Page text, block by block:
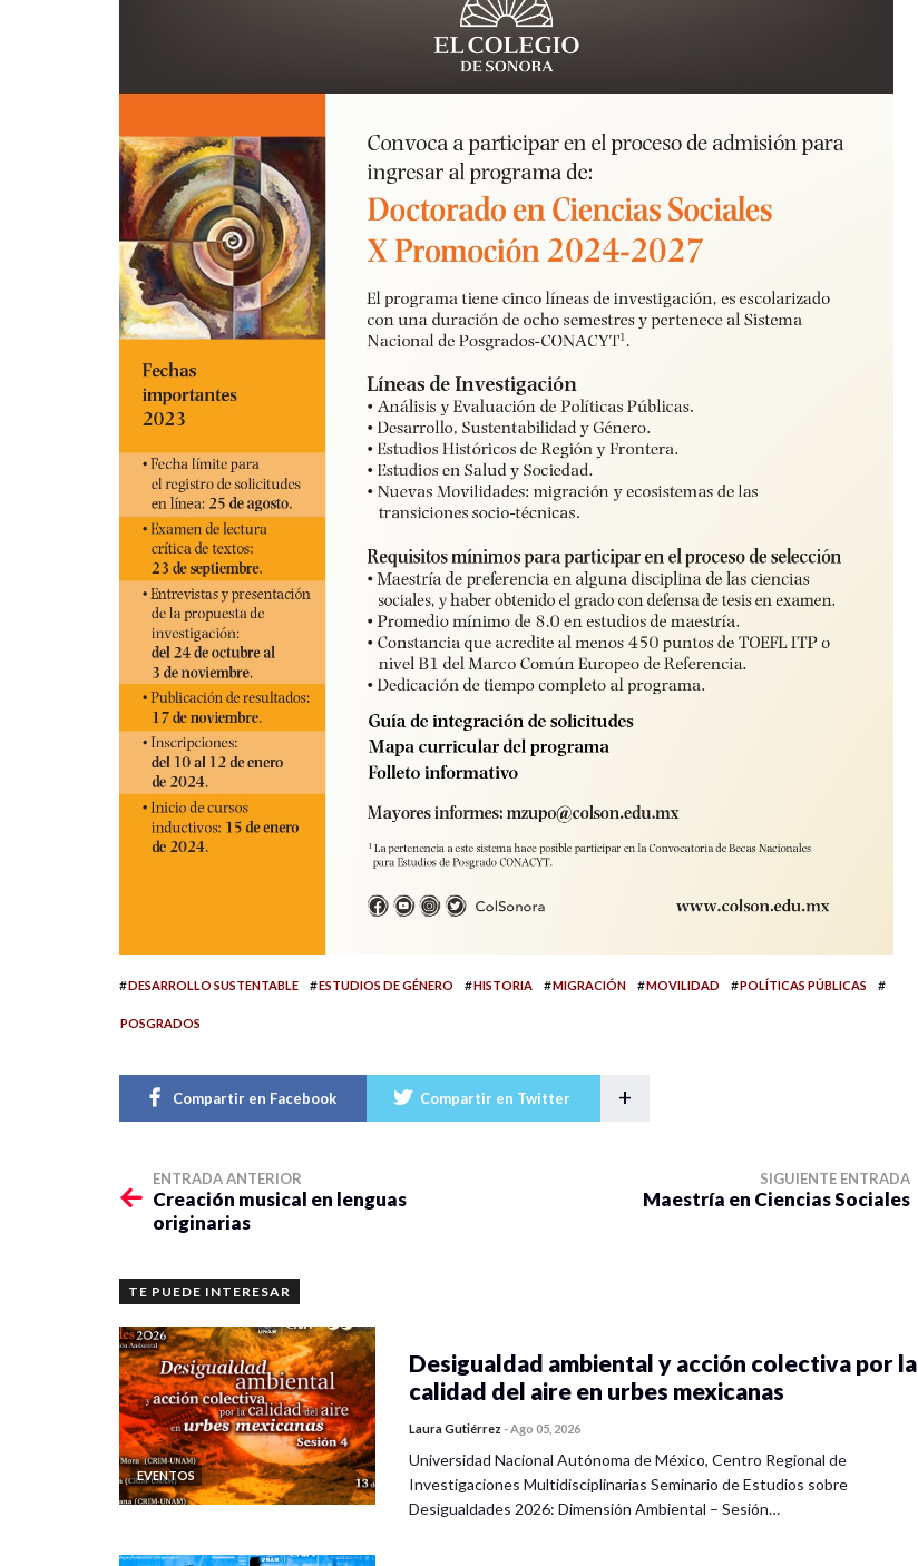
#DESARROLLO SUSTENTABLE #ESTUDIOS DE GÉNERO #HISTORIA #MIGRACIÓN #MOVILIDAD #POLÍTICAS PÚBLICAS #
POSGRADOS
Compartir en Facebook Compartir en Twitter +
ENTRADA ANTERIOR
Creación musical en lenguas
originarias
SIGUIENTE ENTRADA
Maestría en Ciencias Sociales
TE PUEDE INTERESAR
EVENTOS
Desigualdad ambiental y acción colectiva por la
calidad del aire en urbes mexicanas
Laura Gutiérrez -Ago 05, 2026
Universidad Nacional Autónoma de México, Centro Regional de
Investigaciones Multidisciplinarias Seminario de Estudios sobre
Desigualdades 2026: Dimensión Ambiental – Sesión…